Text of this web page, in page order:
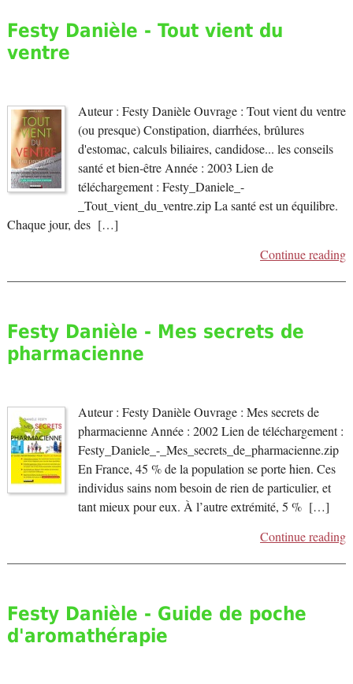
Festy Danièle - Tout vient du
ventre
Auteur : Festy Danièle Ouvrage : Tout vient du ventre
(ou presque) Constipation, diarrhées, brûlures
d'estomac, calculs biliaires, candidose... les conseils
santé et bien-être Année : 2003 Lien de
téléchargement : Festy_Daniele_-
_Tout_vient_du_ventre.zip La santé est un équilibre.
Chaque jour, des […]
Continue reading
Festy Danièle - Mes secrets de
pharmacienne
Auteur : Festy Danièle Ouvrage : Mes secrets de
pharmacienne Année : 2002 Lien de téléchargement :
Festy_Daniele_-_Mes_secrets_de_pharmacienne.zip
En France, 45 % de la population se porte hien. Ces
individus sains nom besoin de rien de particulier, et
tant mieux pour eux. À l’autre extrémité, 5 % […]
Continue reading
Festy Danièle - Guide de poche
d'aromathérapie